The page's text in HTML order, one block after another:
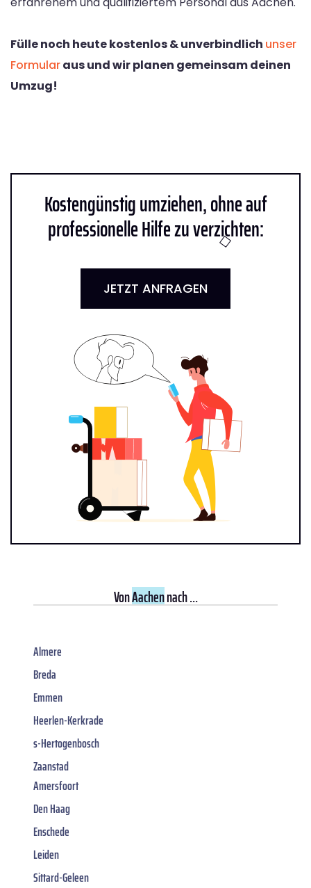
Fülle noch heute kostenlos & unverbindlich unser
Formularaus und wir planen gemeinsam deinen
Umzug!
Kostengünstig umziehen, ohne auf
professionelle Hilfe zu verzichten:
JETZT ANFRAGEN
VonAachennach ...
Almere
Breda
Emmen
Heerlen-Kerkrade
s-Hertogenbosch
Zaanstad
Amersfoort
Den Haag
Enschede
Leiden
Sittard-Geleen